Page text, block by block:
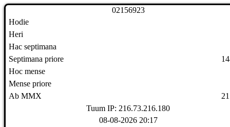
02156923
Hodie
Heri
Hac septimana
Septimana priore
Hoc mense
Mense priore
Ab MMX
Tuum IP: 216.73.216.180
08-08-2026 20:17